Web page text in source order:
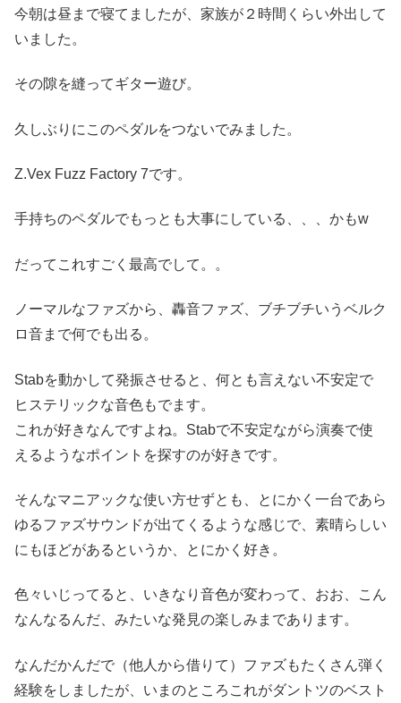
今朝は昼まで寝てましたが、家族が２時間くらい外出して
いました。
その隙を縫ってギター遊び。
久しぶりにこのペダルをつないでみました。
Z.Vex Fuzz Factory 7です。
手持ちのペダルでもっとも大事にしている、、、かもw
だってこれすごく最高でして。。
ノーマルなファズから、轟音ファズ、ブチブチいうベルク
ロ音まで何でも出る。
Stabを動かして発振させると、何とも言えない不安定で
ヒステリックな音色もでます。
これが好きなんですよね。Stabで不安定ながら演奏で使
えるようなポイントを探すのが好きです。
そんなマニアックな使い方せずとも、とにかく一台であら
ゆるファズサウンドが出てくるような感じで、素晴らしい
にもほどがあるというか、とにかく好き。
色々いじってると、いきなり音色が変わって、おお、こん
なんなるんだ、みたいな発見の楽しみまであります。
なんだかんだで（他人から借りて）ファズもたくさん弾く
経験をしましたが、いまのところこれがダントツのベスト